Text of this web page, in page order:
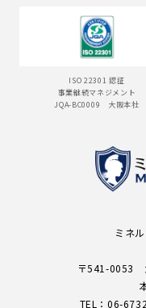
ISO 22301 認証
事業継続マネジメント
JQA-BC0009 大阪本社
ミネ
〒541-0053
TEL： 06-